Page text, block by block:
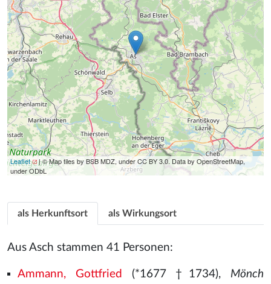
Leaflet
| © Map tiles by BSB MDZ, under CC BY 3.0. Data by OpenStreetMap,
under ODbL
als Herkunftsort als Wirkungsort
Aus Asch stammen 41 Personen:
Ammann, Gottfried (*1677 †1734), Mönch